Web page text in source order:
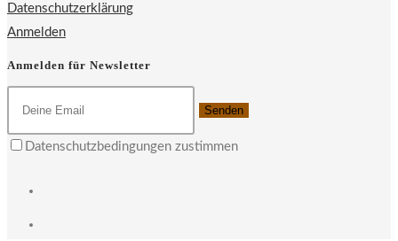
Datenschutzerklärung
Anmelden
Anmelden für Newsletter
Senden
Datenschutzbedingungen zustimmen